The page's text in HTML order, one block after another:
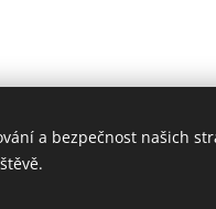
© 2024
a bezpečnost našich